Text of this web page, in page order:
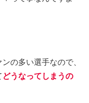
の多い選手なので、
どうなってしまうの